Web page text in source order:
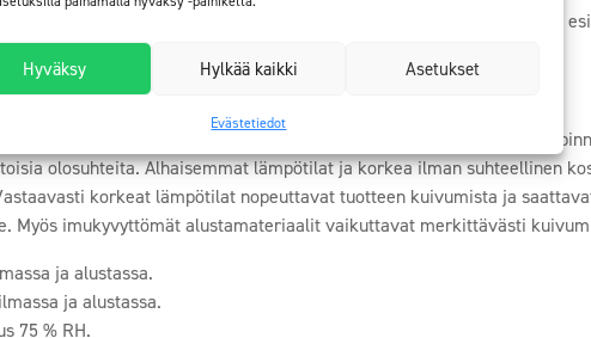
Hyväksy Hylkää kaikki Asetukset
Evästetiedot
pinnoitustyön aloittamista tutustu kohteesi pintamateriaalin vaatimiin
RH 50% ilman suhteellinen kosteus. Suoraa auringonpaistetta
olosuhteita. Alhaisemmat lämpötilat ja korkea ilman suhteellinen
korkeat lämpötilat nopeuttavat tuotteen kuivumista ja
Myös imukyvyttömät alustamateriaalit vaikuttavat merkittävästi
ja alustassa.
ja alustassa.
75 % RH.